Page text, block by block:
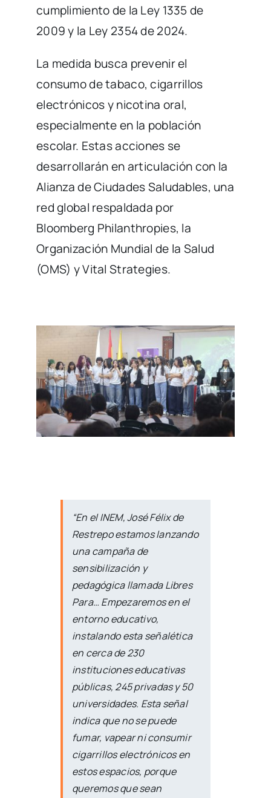
cumplimiento de la Ley 1335 de
2009 y la Ley 2354 de 2024.
La medida busca prevenir el
consumo de tabaco, cigarrillos
electrónicos y nicotina oral,
especialmente en la población
escolar. Estas acciones se
desarrollarán en articulación con la
Alianza de Ciudades Saludables, una
red global respaldada por
Bloomberg Philanthropies, la
Organización Mundial de la Salud
(OMS) y Vital Strategies.
“En el INEM, José Félix de
Restrepo estamos lanzando
una campaña de
sensibilización y
pedagógica llamada Libres
Para… Empezaremos en el
entorno educativo,
instalando esta señalética
en cerca de 230
instituciones educativas
públicas, 245 privadas y 50
universidades. Esta señal
indica que no se puede
fumar, vapear ni consumir
cigarrillos electrónicos en
estos espacios, porque
queremos que sean